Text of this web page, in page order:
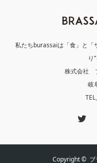
私たちburassaiは「食」と「
り
株式会社
岐
Copyright ©